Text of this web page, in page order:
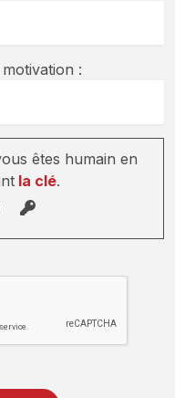
:
êtes humain en
la clé.